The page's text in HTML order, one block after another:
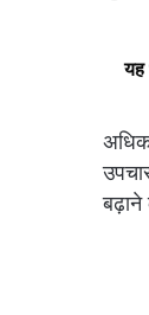
यह
बढ़ाने